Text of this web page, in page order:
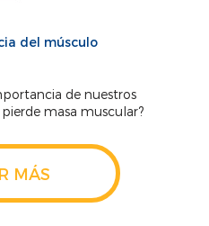
del músculo
de nuestros
masa muscular?
MÁS